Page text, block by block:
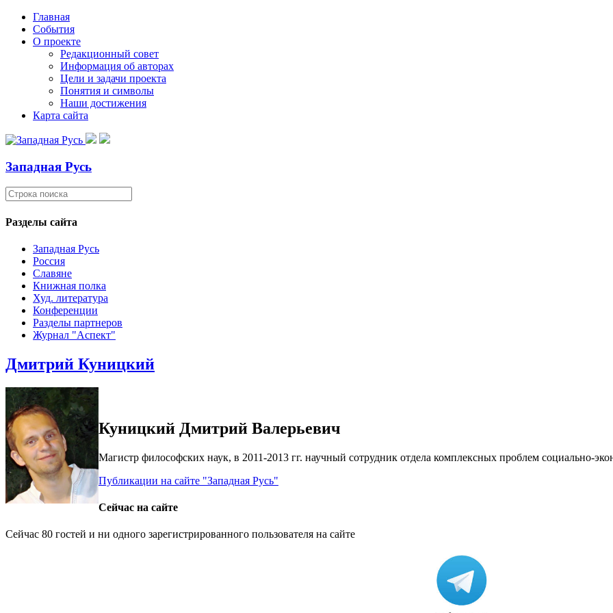
Главная
События
О проекте
Редакционный совет
Информация об авторах
Цели и задачи проекта
Понятия и символы
Наши достижения
Карта сайта
Западная Русь
Разделы сайта
Западная Русь
Россия
Славяне
Книжная полка
Худ. литература
Конференции
Разделы партнеров
Журнал "Аспект"
Дмитрий Куницкий
Куницкий Дмитрий Валерьевич
Магистр философских наук, в 2011-2013 гг. научный сотрудник отдела комплексных проблем социально-
Публикации на сайте "Западная Русь"
Сейчас на сайте
Сейчас 80 гостей и ни одного зарегистрированного пользователя на сайте